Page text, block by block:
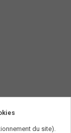
du site).